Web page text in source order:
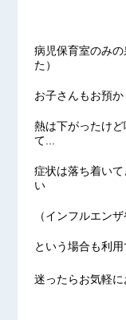
病児保育室のみ
た）
お子さんもお預か
熱は下がったけ
て...
症状は落ち着い
い
（インフルエン
という場合も利用
迷ったらお気軽